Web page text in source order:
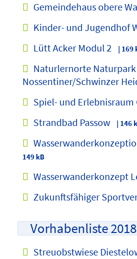
Gemeindehaus obere
Kinder- und Jugendhof
Lütt Acker Modul 2 | 169
Naturlernorte Naturpark
Nossentiner/Schwinzer
Spiel- und Erlebnisraum
Strandbad Passow | 146
149 kB
Wasserwanderkonzept
Zukunftsfähiger
Vorhabenliste 2018
Streuobstwiese